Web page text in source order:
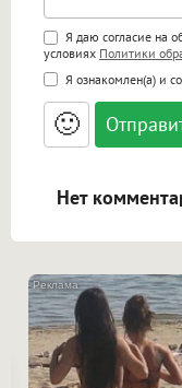
Поддержка
<b>, <strong>,
<small>,
<blockquote>,
адреса URL
ссылками, и
Я даю согласие на
условиях Политики
Я ознакомлен(а) и
🙂
Нет